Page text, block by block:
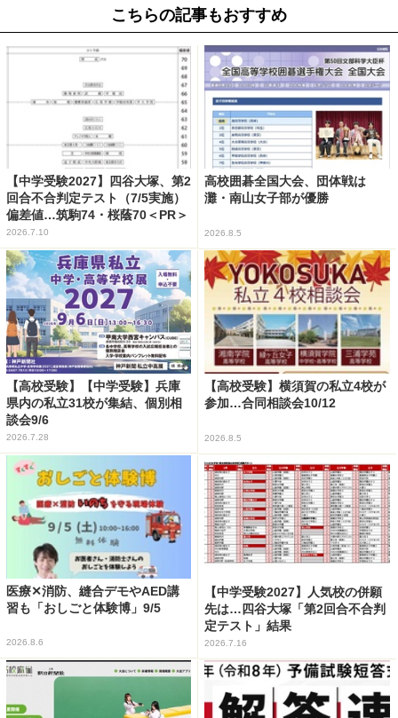
こちらの記事もおすすめ
【中学受験2027】四谷大塚、第2
回合不合判定テスト（7/5実施）
偏差値…筑駒74・桜蔭70＜PR＞
2026.7.10
高校囲碁全国大会、団体戦は
灘・南山女子部が優勝
2026.8.5
【高校受験】【中学受験】兵庫
県内の私立31校が集結、個別相
談会9/6
2026.7.28
【高校受験】横須賀の私立4校が
参加…合同相談会10/12
2026.8.5
医療✕消防、縫合デモやAED講
習も「おしごと体験博」9/5
2026.8.6
【中学受験2027】人気校の併願
先は…四谷大塚「第2回合不合判
定テスト」結果
2026.7.16